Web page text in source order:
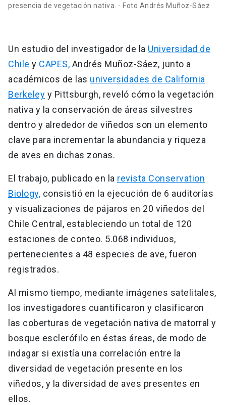
presencia de vegetación nativa. - Foto Andrés Muñoz-Sáez
Un estudio del investigador de la Universidad de
Chile y CAPES, Andrés Muñoz-Sáez, junto a
académicos de las universidades de California
Berkeley y Pittsburgh, reveló cómo la vegetación
nativa y la conservación de áreas silvestres
dentro y alrededor de viñedos son un elemento
clave para incrementar la abundancia y riqueza
de aves en dichas zonas.
El trabajo, publicado en la revista Conservation
Biology, consistió en la ejecución de 6 auditorías
y visualizaciones de pájaros en 20 viñedos del
Chile Central, estableciendo un total de 120
estaciones de conteo. 5.068 individuos,
pertenecientes a 48 especies de ave, fueron
registrados.
Al mismo tiempo, mediante imágenes satelitales,
los investigadores cuantificaron y clasificaron
las coberturas de vegetación nativa de matorral y
bosque esclerófilo en éstas áreas, de modo de
indagar si existía una correlación entre la
diversidad de vegetación presente en los
viñedos, y la diversidad de aves presentes en
ellos.